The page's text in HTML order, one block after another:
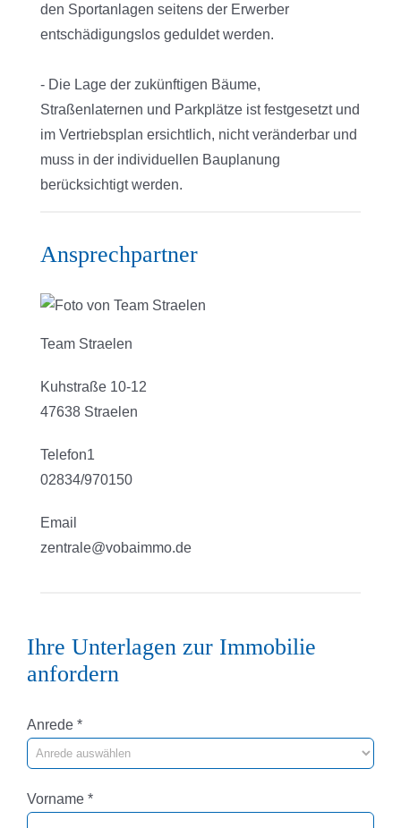
den Sportanlagen seitens der Erwerber
entschädigungslos geduldet werden.
- Die Lage der zukünftigen Bäume,
Straßenlaternen und Parkplätze ist festgesetzt und
im Vertriebsplan ersichtlich, nicht veränderbar und
muss in der individuellen Bauplanung
berücksichtigt werden.
Ansprechpartner
Team Straelen
Kuhstraße 10-12
47638 Straelen
Telefon1
02834/970150
Email
zentrale@vobaimmo.de
Ihre Unterlagen zur Immobilie
anfordern
Anrede Pflichtfeld
*
Vorname Pflichtfeld
*